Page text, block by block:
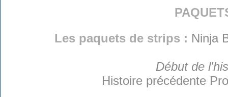
Les paquets de strips : Ninja
Début de
Histoire précédente